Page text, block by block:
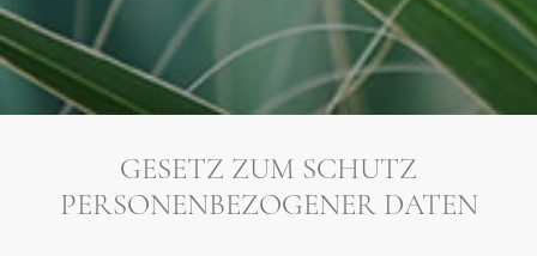
GESETZ ZUM SCHUTZ
PERSONENBEZOGENER DATEN